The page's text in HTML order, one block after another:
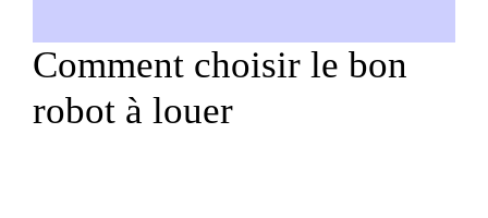
Comment choisir le bon
robot à louer